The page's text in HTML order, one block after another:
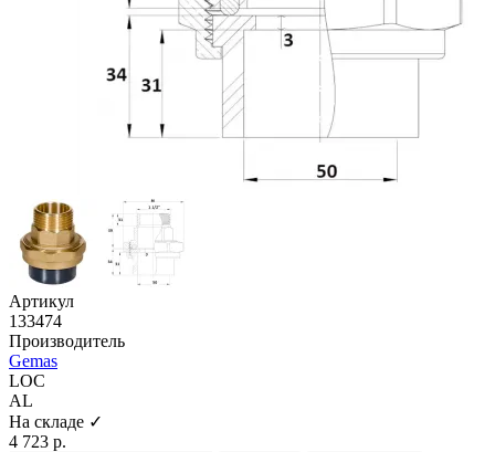
Артикул
133474
Производитель
Gemas
LOC
AL
На складе ✓
4 723 р.